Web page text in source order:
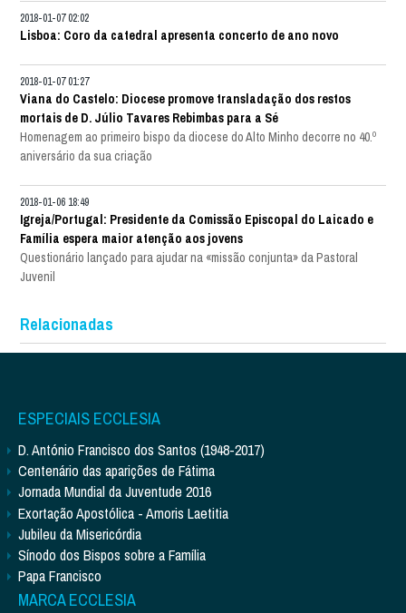
2018-01-07 02:02
Lisboa: Coro da catedral apresenta concerto de ano novo
2018-01-07 01:27
Viana do Castelo: Diocese promove transladação dos restos
mortais de D. Júlio Tavares Rebimbas para a Sé
Homenagem ao primeiro bispo da diocese do Alto Minho decorre no 40.º
aniversário da sua criação
2018-01-06 18:49
Igreja/Portugal: Presidente da Comissão Episcopal do Laicado e
Família espera maior atenção aos jovens
Questionário lançado para ajudar na «missão conjunta» da Pastoral
Juvenil
Relacionadas
ESPECIAIS ECCLESIA
D. António Francisco dos Santos (1948-2017)
Centenário das aparições de Fátima
Jornada Mundial da Juventude 2016
Exortação Apostólica - Amoris Laetitia
Jubileu da Misericórdia
Sínodo dos Bispos sobre a Família
Papa Francisco
MARCA ECCLESIA